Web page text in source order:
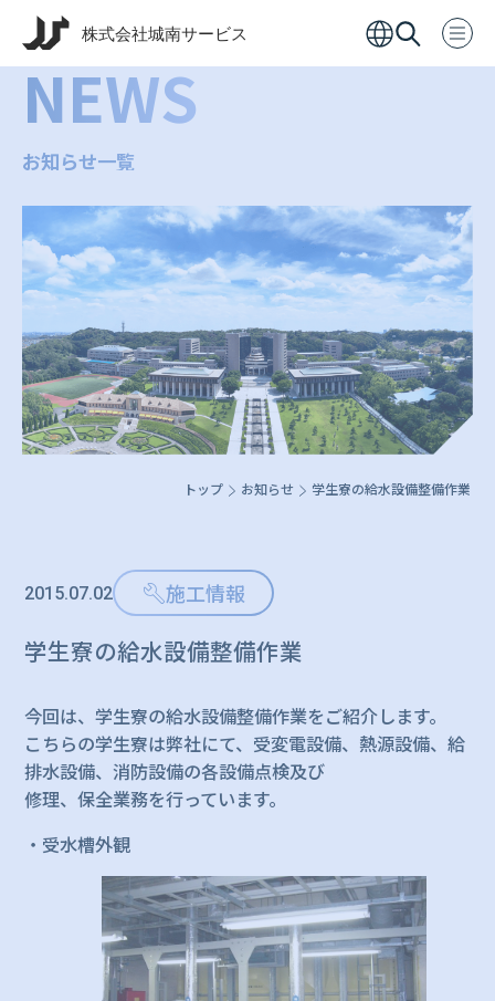
NEWS
お知らせ一覧
トップ お知らせ 学生寮の給水設備整備作業
2015.07.02 施工情報
学生寮の給水設備整備作業
今回は、学生寮の給水設備整備作業をご紹介します。
こちらの学生寮は弊社にて、受変電設備、熱源設備、給
排水設備、消防設備の各設備点検及び
修理、保全業務を行っています。
・受水槽外観